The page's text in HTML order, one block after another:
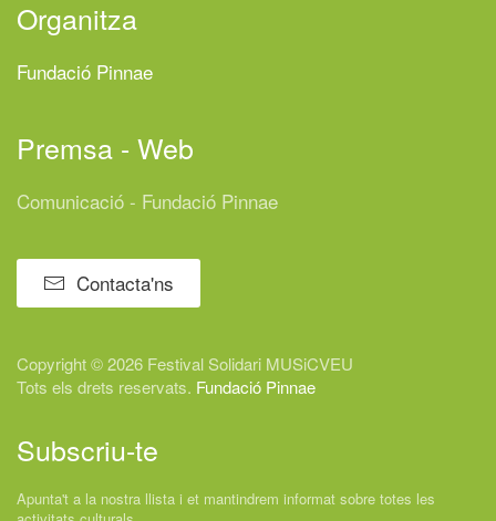
Organitza
Fundació Pinnae
Premsa - Web
Comunicació - Fundació Pinnae
Contacta'ns
Copyright © 2026 Festival Solidari MUSiCVEU
Tots els drets reservats. Fundació Pinnae
Subscriu-te
Apunta't a la nostra llista i et mantindrem informat sobre totes les